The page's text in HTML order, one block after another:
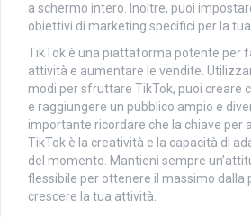
a schermo intero. Inoltre, puoi
obiettivi di marketing specifici per la
TikTok è una piattaforma potente per
attività e aumentare le vendite.
modi per sfruttare TikTok, puoi creare
e raggiungere un pubblico ampio e
importante ricordare che la chiave per
TikTok è la creatività e la capacità di
del momento. Mantieni sempre
flessibile per ottenere il massimo
crescere la tua attività.